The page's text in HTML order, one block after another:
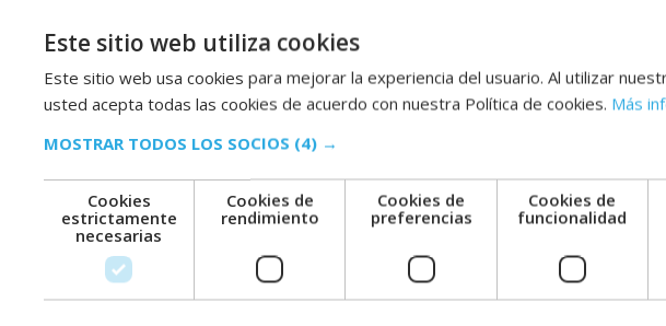
Este sitio web utiliza cookies
Este sitio web usa cookies para mejorar la experiencia del usuario. Al utilizar
usted acepta todas las cookies de acuerdo con nuestra Política de cookies. Más
MOSTRAR TODOS LOS SOCIOS (4) →
Cookies
estrictamente
necesarias
Cookies de
rendimiento
Cookies de
preferencias
Cookies de
funcionalidad